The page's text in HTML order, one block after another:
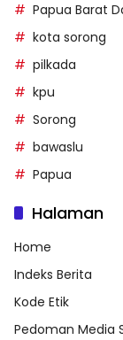
Papua Barat
kota sorong
pilkada
kpu
Sorong
bawaslu
Papua
Halaman
Home
Indeks Berita
Kode Etik
Pedoman Media